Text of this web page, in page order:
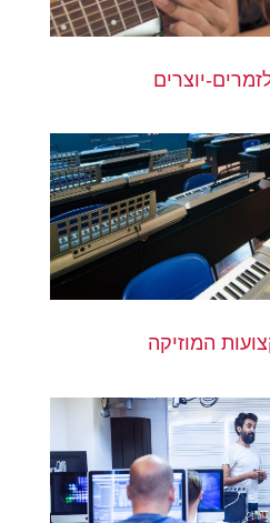
יוצרים
המוזיקה